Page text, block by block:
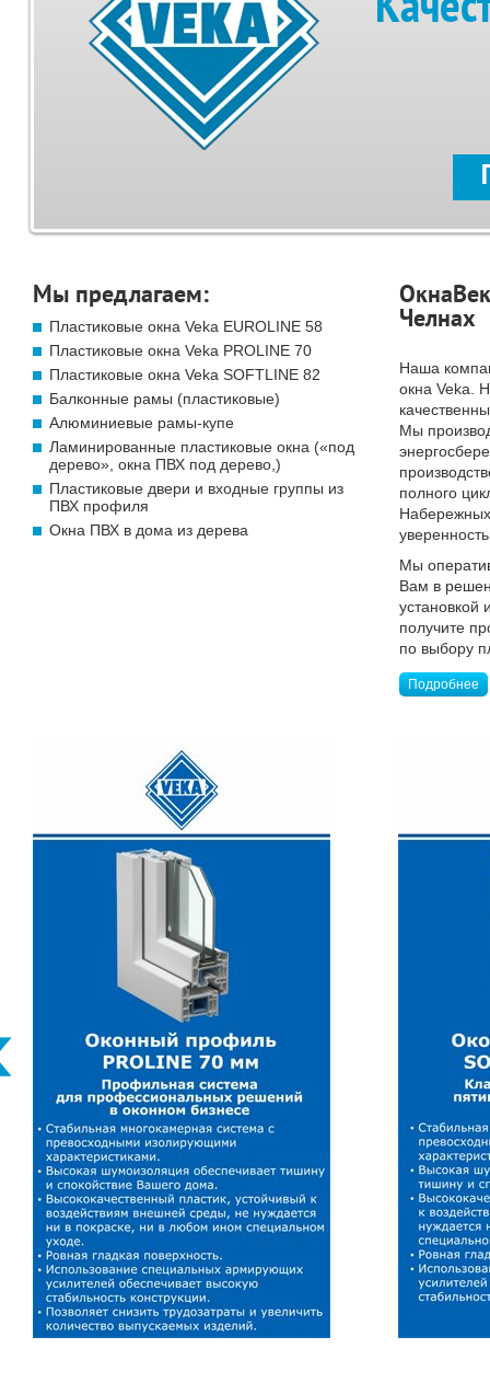
Мы предлагаем:
Пластиковые окна Veka EUROLINE 58
Пластиковые окна Veka PROLINE 70
Пластиковые окна Veka SOFTLINE 82
Балконные рамы (пластиковые)
Алюминиевые рамы-купе
Ламинированные пластиковые окна («под
дерево», окна ПВХ под дерево,)
Пластиковые двери и входные группы из
ПВХ профиля
Окна ПВХ в дома из дерева
Челнах
Наша
окна Veka.
Мы
полного
Мы
Вам в
установкой
получите
по выбору
Подробнее